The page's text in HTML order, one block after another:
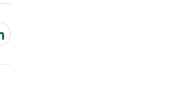
window
a new window
in a new window